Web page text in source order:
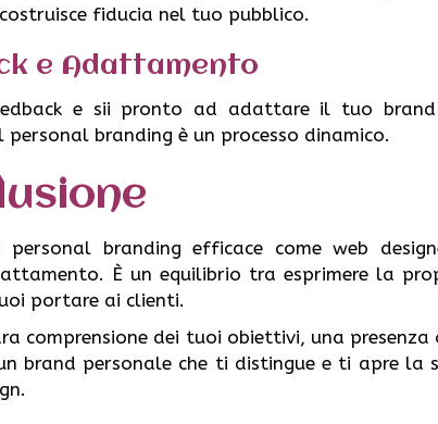
fiducia nel tuo pubblico.
e Adattamento
e sii pronto ad adattare il tuo
personal branding è un processo dinamico.
personal branding efficace come web
È un equilibrio tra esprimere la
portare ai clienti.
comprensione dei tuoi obiettivi, una
brand personale che ti distingue e ti apre la